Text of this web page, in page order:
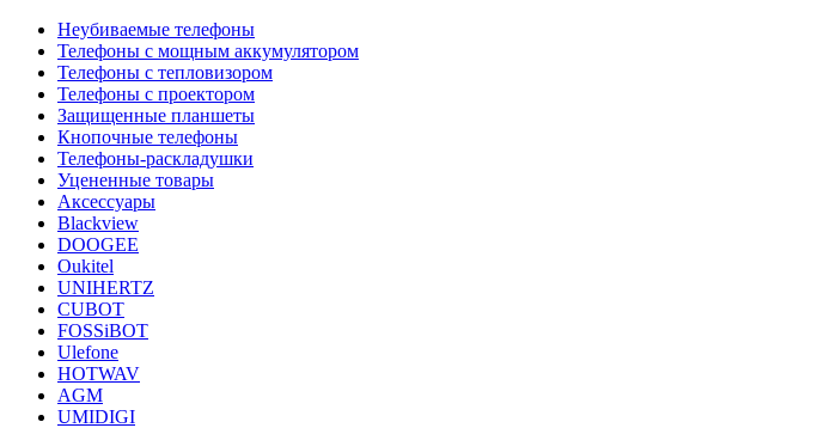
Неубиваемые телефоны
Телефоны с мощным аккумулятором
Телефоны с тепловизором
Телефоны с проектором
Защищенные планшеты
Кнопочные телефоны
Телефоны-раскладушки
Уцененные товары
Аксессуары
Blackview
DOOGEE
Oukitel
UNIHERTZ
CUBOT
FOSSiBOT
Ulefone
HOTWAV
AGM
UMIDIGI